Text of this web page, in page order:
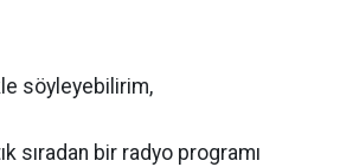
söyleyebilirim,
sıradan bir radyo programı